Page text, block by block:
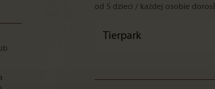
od 5 dzieci / każdej osobie
Tierpark